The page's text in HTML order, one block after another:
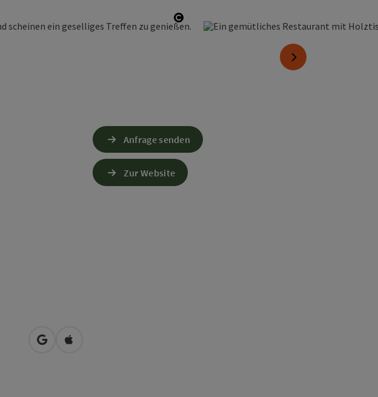
Copyright öffnen
nächstes Element
in Google Maps öffnen
in Apple Maps öffnen
Anfrage senden
Zur Website